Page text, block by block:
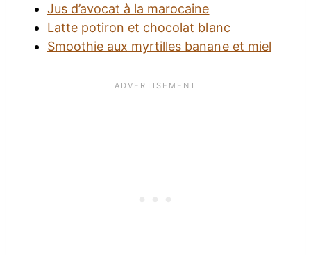
Jus d’avocat à la marocaine
Latte potiron et chocolat blanc
Smoothie aux myrtilles banane et miel